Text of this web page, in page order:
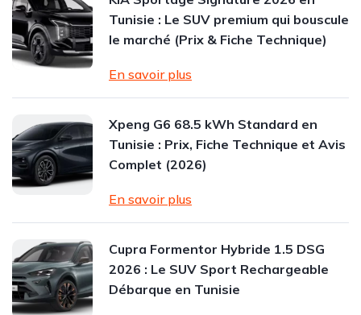
Tunisie : Le SUV premium qui bouscule
le marché (Prix & Fiche Technique)
En savoir plus
Xpeng G6 68.5 kWh Standard en
Tunisie : Prix, Fiche Technique et Avis
Complet (2026)
En savoir plus
Cupra Formentor Hybride 1.5 DSG
2026 : Le SUV Sport Rechargeable
Débarque en Tunisie